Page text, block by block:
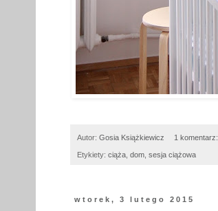
Autor: Gosia Książkiewicz 1 komentarz:
Etykiety: ciąża dom sesja ciążowa
wtorek, 3 lutego 2015